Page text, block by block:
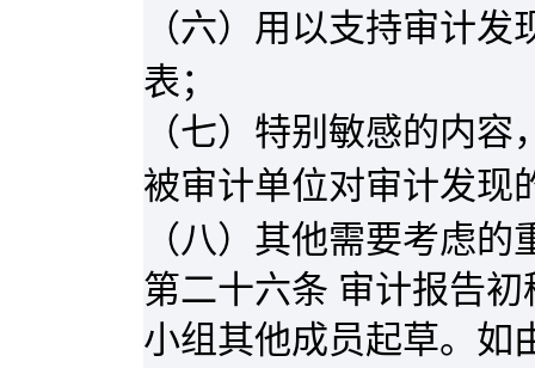
（六）用以支持审计
表；
（七）特别敏感的内
被审计单位对审计发现
（八）其他需要考虑
第二十六条 审计报告
小组其他成员起草。如